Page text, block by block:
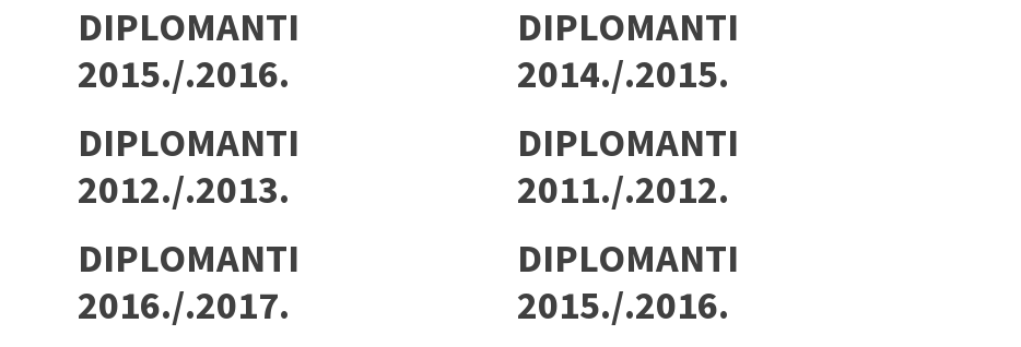
DIPLOMANTI
2015./.2016.
DIPLOMANTI
2014./.2015.
DIPLOMANTI
2012./.2013.
DIPLOMANTI
2011./.2012.
DIPLOMANTI
2016./.2017.
DIPLOMANTI
2015./.2016.